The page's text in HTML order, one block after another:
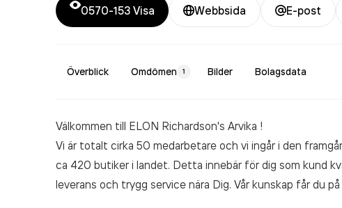
0570-153 Visa Webbsida E-post
Överblick Omdömen 1 Bilder Bolagsdata
Välkommen till ELON Richardson's Arvika !
Vi är totalt cirka 50 medarbetare och vi ingår i den
ca 420 butiker i landet. Detta innebär för dig som kund
leverans och trygg service nära Dig. Vår kunskap får du